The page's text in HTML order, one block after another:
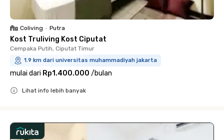
Coliving • Putra
Kost Truliving Kost Ciputat
Cempaka Putih, Ciputat Timur
1.9 km dari universitas muhammadiyah jakarta
mulai dari Rp1.400.000 /bulan
Lihat info lebih banyak